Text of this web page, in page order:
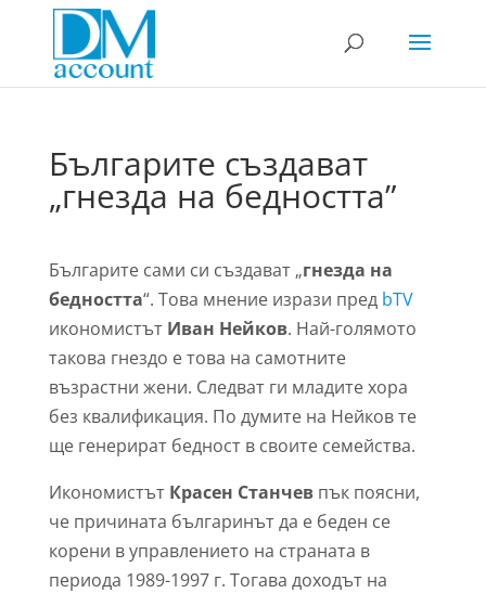
Българите създават
„гнезда на бедността”
Българите сами си създават „гнезда на
бедността“. Това мнение изрази пред bTV
икономистът Иван Нейков. Най-голямото
такова гнездо е това на самотните
възрастни жени. Следват ги младите хора
без квалификация. По думите на Нейков те
ще генерират бедност в своите семейства.
Икономистът Красен Станчев пък поясни,
че причината българинът да е беден се
корени в управлението на страната в
периода 1989-1997 г. Тогава доходът на